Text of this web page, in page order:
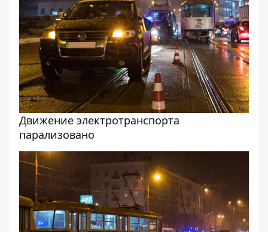
Движение электротранспорта
парализовано